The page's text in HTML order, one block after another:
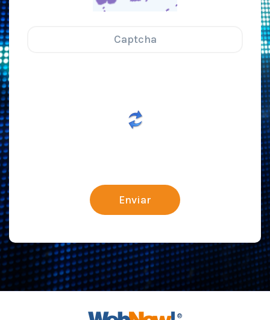
Enviar
®